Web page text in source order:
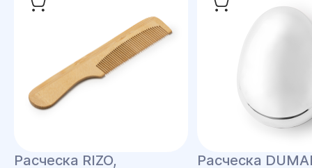
Расческа RIZO, Расческа